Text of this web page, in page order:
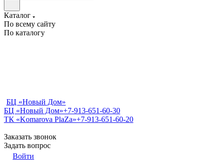
Каталог
По всему сайту
По каталогу
БЦ «Новый Дом»
БЦ «Новый Дом»+7-913-651-60-30
ТК «Komarova PlaZa»+7-913-651-60-20
Заказать звонок
Задать вопрос
Войти